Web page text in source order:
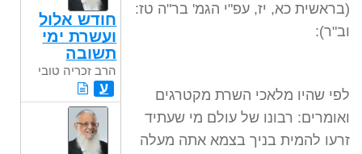
(בראשית כא, יז, עפ"י הגמ' בר"ה טז:
וב"ר):
לפי שהיו מלאכי השרת מקטרגים
ואומרים: רבונו של עולם מי שעתיד
זרעו להמית בניך בצמא אתה מעלה
חודש אלול
ועשרת ימי
תשובה
הרב זכריה טובי
ע